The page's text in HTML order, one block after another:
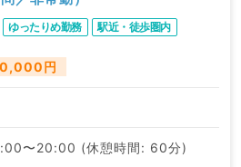
ゆったりめ勤務 駅近・徒歩圏内
円
〜20:00 (休憩時間: 60分)